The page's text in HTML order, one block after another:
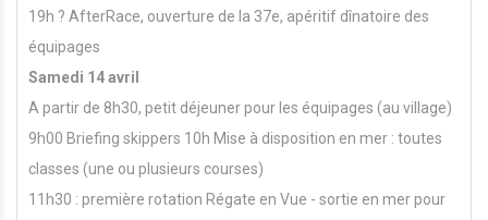
19h ? AfterRace, ouverture de la 37e, apéritif dînatoire des
équipages
Samedi 14 avril
A partir de 8h30, petit déjeuner pour les équipages (au village)
9h00 Briefing skippers 10h Mise à disposition en mer : toutes
classes (une ou plusieurs courses)
11h30 : première rotation Régate en Vue - sortie en mer pour